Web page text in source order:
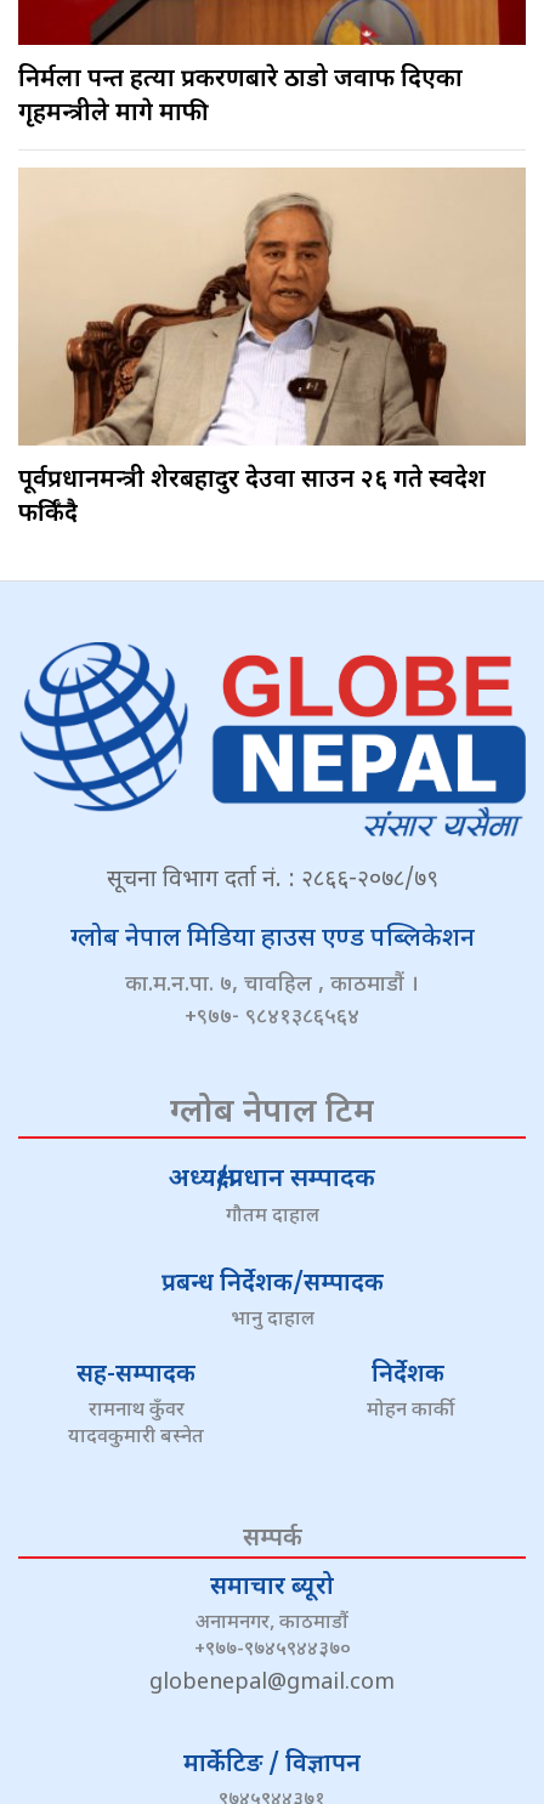
निर्मला पन्त हत्या प्रकरणबारे ठाडो जवाफ दिएका
गृहमन्त्रीले मागे माफी
पूर्वप्रधानमन्त्री शेरबहादुर देउवा साउन २६ गते स्वदेश
फर्किँदै
सूचना विभाग दर्ता नं. : २८६६-२०७८/७९
ग्लोब नेपाल मिडिया हाउस एण्ड पब्लिकेशन
का.म.न.पा. ७, चावहिल , काठमाडौं ।
+९७७- ९८४१३८६५६४
ग्लोब नेपाल टिम
अध्यक्ष/प्रधान सम्पादक
गौतम दाहाल
प्रबन्ध निर्देशक/सम्पादक
भानु दाहाल
सह-सम्पादक
रामनाथ कुँवर
यादवकुमारी बस्नेत
निर्देशक
मोहन कार्की
सम्पर्क
समाचार ब्यूरो
अनामनगर, काठमाडौं
+९७७-९७४५९४४३७०
globenepal@gmail.com
मार्केटिङ / विज्ञापन